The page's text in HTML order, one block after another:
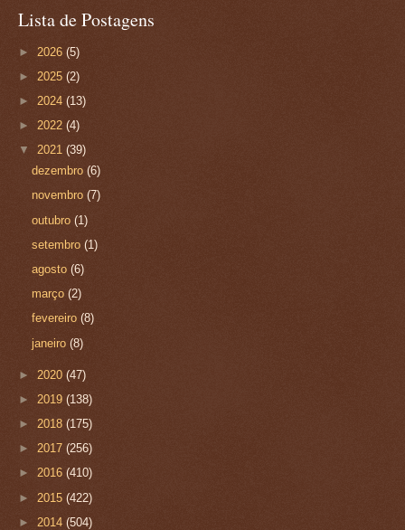
Lista de Postagens
► 2026 (5)
► 2025 (2)
► 2024 (13)
► 2022 (4)
▼ 2021 (39)
dezembro(6)
novembro(7)
outubro(1)
setembro(1)
agosto(6)
março(2)
fevereiro(8)
janeiro(8)
► 2020 (47)
► 2019 (138)
► 2018 (175)
► 2017 (256)
► 2016 (410)
► 2015 (422)
► 2014 (504)